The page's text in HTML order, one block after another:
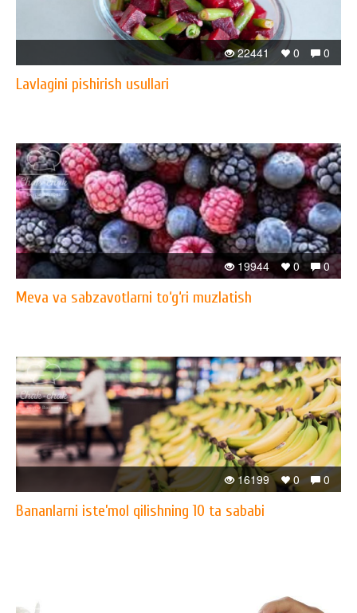
0
0
22441
Lavlagini pishirish usullari
0
0
19944
Meva va sabzavotlarni to‘g‘ri muzlatish
0
0
16199
Bananlarni iste’mol qilishning 10 ta sababi